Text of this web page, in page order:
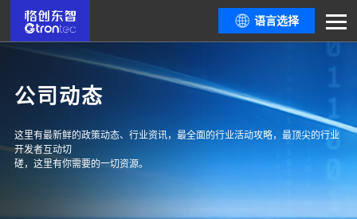
语言选择
公司动态
这里有最新鲜的政策动态、行业资讯，最全面的行业活动攻略，最顶尖的行业
开发者互动切
磋，这里有你需要的一切资源。